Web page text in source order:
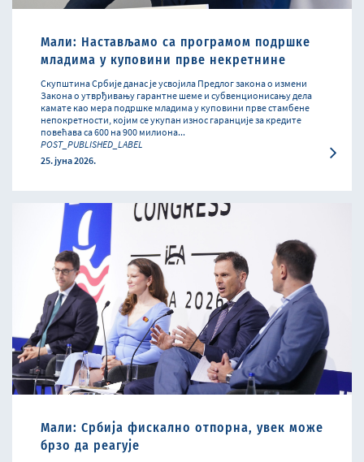
Мали: Настављамо са програмом подршке
младима у куповини прве некретнине
Скупштина Србије данас је усвојила Предлог закона о измени
Закона о утврђивању гарантне шеме и субвенционисању дела
камате као мера подршке младима у куповини прве стамбене
непокретности, којим се укупан износ гаранције за кредите
повећава са 600 на 900 милиона...
POST_PUBLISHED_LABEL
25. јуна 2026.
Мали: Србија фискално отпорна, увек може
брзо да реагује